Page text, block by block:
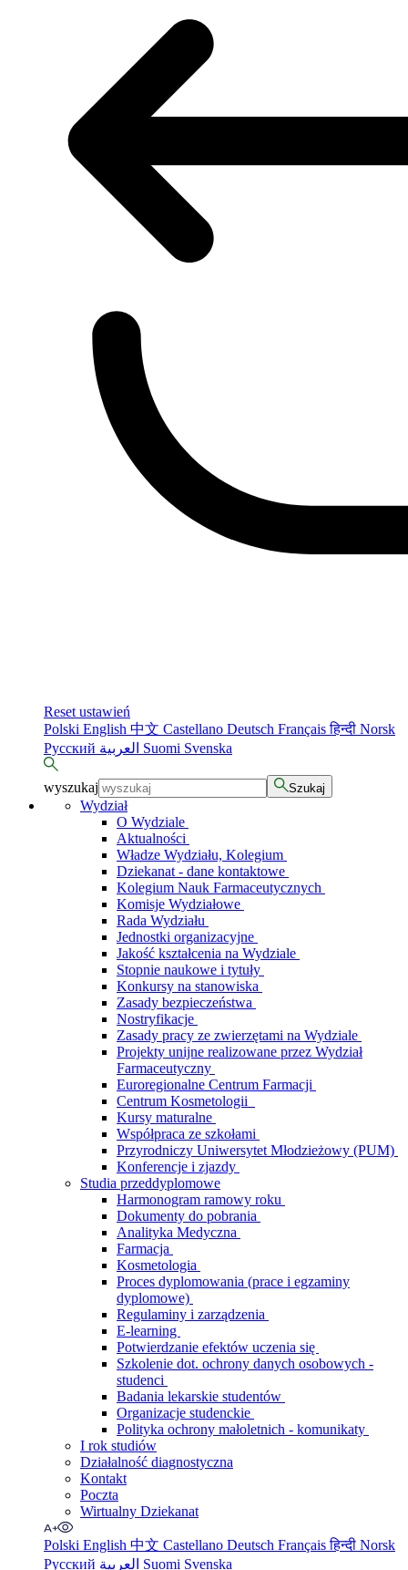
Reset ustawień
Polski English 中文 Castellano Deutsch Françaisहिन्दी Norsk
Русский
Suomi Svenska
wyszukaj Szukaj
Wydział
O Wydziale
Aktualności
Władze Wydziału, Kolegium
Dziekanat - dane kontaktowe
Kolegium Nauk Farmaceutycznych
Komisje Wydziałowe
Rada Wydziału
Jednostki organizacyjne
Jakość kształcenia na Wydziale
Stopnie naukowe i tytuły
Konkursy na stanowiska
Zasady bezpieczeństwa
Nostryfikacje
Zasady pracy ze zwierzętami na Wydziale
Projekty unijne realizowane przez Wydział
Farmaceutyczny
Euroregionalne Centrum Farmacji
Centrum Kosmetologii
Kursy maturalne
Współpraca ze szkołami
Przyrodniczy Uniwersytet Młodzieżowy (PUM)
Konferencje i zjazdy
Studia przeddyplomowe
Harmonogram ramowy roku
Dokumenty do pobrania
Analityka Medyczna
Farmacja
Kosmetologia
Proces dyplomowania (prace i egzaminy
dyplomowe)
Regulaminy i zarządzenia
E-learning
Potwierdzanie efektów uczenia się
Szkolenie dot. ochrony danych osobowych -
studenci
Badania lekarskie studentów
Organizacje studenckie
Polityka ochrony małoletnich - komunikaty
I rok studiów
Działalność diagnostyczna
Kontakt
Poczta
Wirtualny Dziekanat
Polski English 中文 Castellano Deutsch Françaisहिन्दी Norsk
Русский
Suomi Svenska